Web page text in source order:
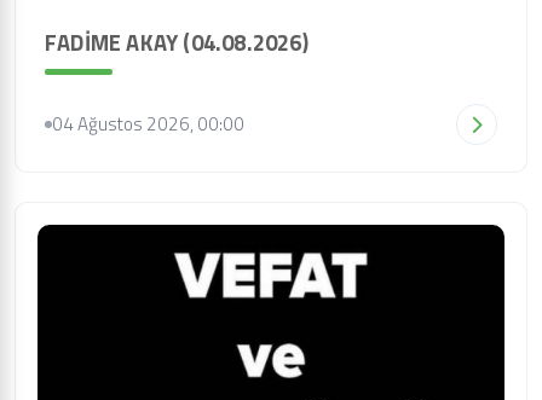
FADİME AKAY (04.08.2026)
04 Ağustos 2026, 00:00